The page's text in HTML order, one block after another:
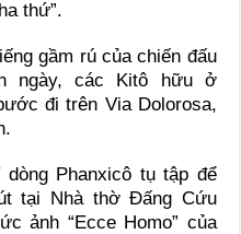
thứ”.
gầm rú của chiến đấu
ngày, các Kitô hữu ở
đi trên Via Dolorosa,
Phanxicô tụ tập để
tại Nhà thờ Đấng Cứu
ảnh “Ecce Homo” của